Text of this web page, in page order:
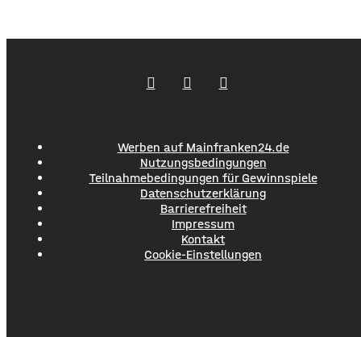
Werben auf Mainfranken24.de
Nutzungsbedingungen
Teilnahmebedingungen für Gewinnspiele
Datenschutzerklärung
Barrierefreiheit
Impressum
Kontakt
Cookie-Einstellungen